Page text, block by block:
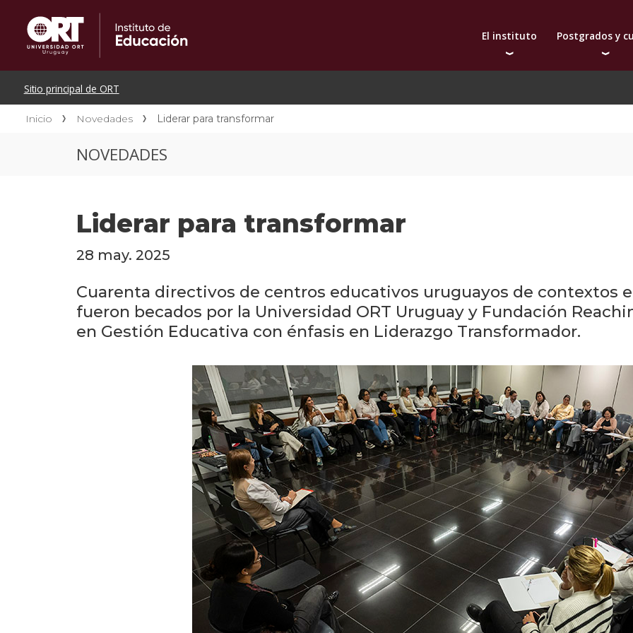
El instituto
Autoridades
Postgrados y
Doctorado
Inicio Novedades Liderar para transformar
NOVEDADES
Liderar para transformar
28 may. 2025
Cuarenta directivos de centros educativos uruguayos de contextos
fueron becados por la Universidad ORT Uruguay y Fundación
en Gestión Educativa con énfasis en Liderazgo Transformador.